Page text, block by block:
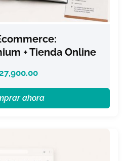
+ Tienda Online
ahora